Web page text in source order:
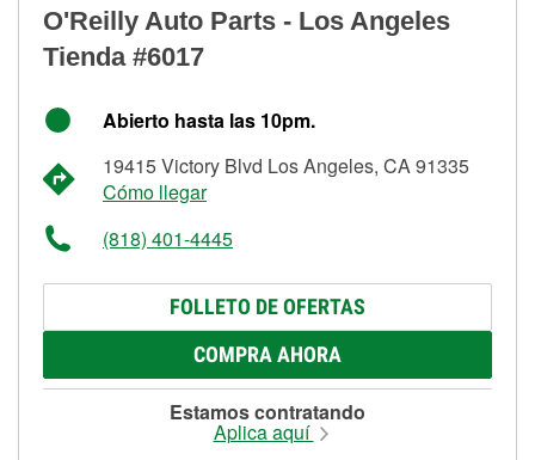
O'Reilly Auto Parts - Los Angeles
Tienda #6017
Abierto hasta las 10pm.
19415 Victory Blvd Los Angeles, CA 91335
Cómo llegar
(818) 401-4445
FOLLETO DE OFERTAS
COMPRA AHORA
Estamos contratando
Aplica aquí